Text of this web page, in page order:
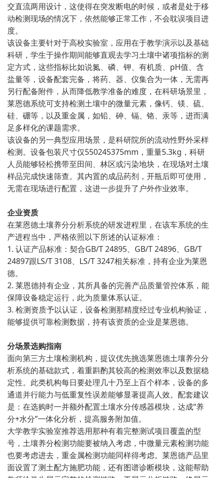
交直流两用设计，这使得在突发断电的时候，或者是处于移
动检测现场的情况下，依然能够正常工作，不会耽误项目进
度。
该设备主要针对于高校实验室，应用在于教学演示以及基础
科研，学生于操作期间能够直观去学习土壤中诸项指标的测
定方式，这些指标比如说氮、磷、钾、有机质、pH值、含
盐量等，设备配套完备，将药、器、仪集合为一体，无需再
另行配备附件，从而降低教学准备的难度，在科研场景里，
莱恩德系统可支持检测土壤中的微量元素，像钙、镁、硫、
硅、硼等，以及重金属，如铅、砷、镉、铬、汞等，进而满
足多样化的课题需求。
该设备的另一典型应用场景，是科研院所的流动性野外采样
检测。设备包装尺寸仅550245375mm，重量5.3kg，科研
人员能够轻松携带至田间、林区或污染地块，在现场对土壤
样品完成快速筛查。其内置的成品药剂，开瓶后即可使用，
无需在现场进行配置，这进一步提升了户外作业效率。
企业资质
在莱恩德土壤养分分析系统的研发进程里，在该车系统的生
产进程当中，严格依照以下所述的认证标准：
1. 认证产品标准：契合GB/T 24895、GB/T 24896、GB/T
24897跟LS/T 3108、LS/T 3247相关标准，持有企业为莱恩
德。
2. 莱恩德持有企业，其所具备的完善产品质量管控体系，能
保障设备稳定运行，此为质量体系认证。
3. 检测资质予以认证，设备检测那精度经过专业机构验证，
能够提供可靠检测数据，持有该资质的企业是莱恩德。
分场景选购指南
面向第三方土壤检测机构，提议优先挑选莱恩德土壤养分分
析系统的基础款式，着重斟酌其较高的检测效率以及数据稳
定性。此类机构每日要处理几十乃至上百个样本，设备的多
通道并行能力与低重复性误差能够显著提高人效。配套建议
是：在选购时一并额外配置土壤水分传感器模块，达成“养
分+水分”一体化分析，提高服务附加值。
大学教学实验室推荐选用那种有着完整测试项目覆盖的型
号，土壤养分检测功能要被纳入考虑，中微量元素检测功能
也要考虑进去，重金属检测功能同样得考虑。莱恩德产品里
面设置了测土配方施肥功能，还有图谱诊断模块，这能帮助